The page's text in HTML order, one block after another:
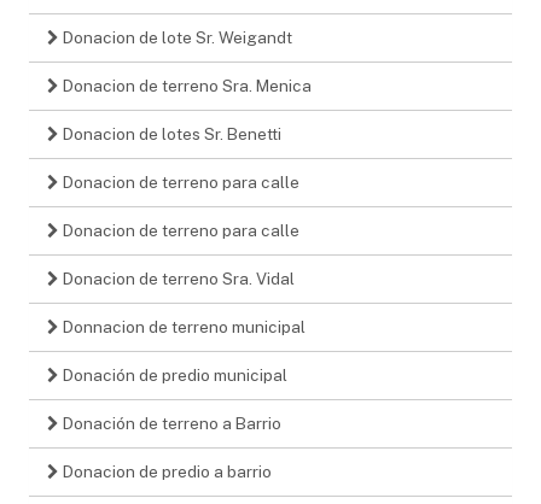
Donacion de lote Sr. Weigandt
Donacion de terreno Sra. Menica
Donacion de lotes Sr. Benetti
Donacion de terreno para calle
Donacion de terreno para calle
Donacion de terreno Sra. Vidal
Donnacion de terreno municipal
Donación de predio municipal
Donación de terreno a Barrio
Donacion de predio a barrio